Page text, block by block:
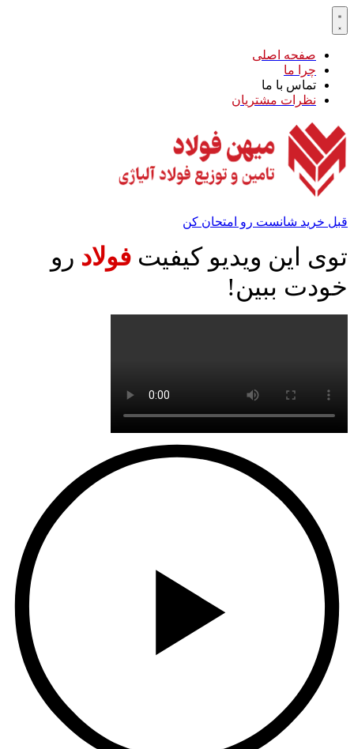
صفحه اصلی
چرا ما
تماس با ما
نظرات مشتریان
قبل خرید شانست رو امتحان کن
توی این ویدیو کیفیت فولاد رو
خودت ببین!